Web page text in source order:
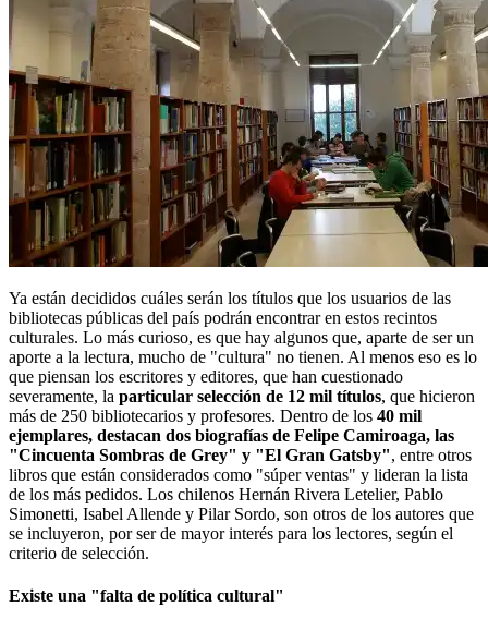
Ya están decididos cuáles serán los títulos que los usuarios de las
bibliotecas públicas del país podrán encontrar en estos recintos
culturales. Lo más curioso, es que hay algunos que, aparte de ser un
aporte a la lectura, mucho de "cultura" no tienen. Al menos eso es lo
que piensan los escritores y editores, que han cuestionado
severamente, la particular selección de 12 mil títulos, que hicieron
más de 250 bibliotecarios y profesores. Dentro de los 40 mil
ejemplares, destacan dos biografías de Felipe Camiroaga, las
"Cincuenta Sombras de Grey" y "El Gran Gatsby", entre otros
libros que están considerados como "súper ventas" y lideran la lista
de los más pedidos. Los chilenos Hernán Rivera Letelier, Pablo
Simonetti, Isabel Allende y Pilar Sordo, son otros de los autores que
se incluyeron, por ser de mayor interés para los lectores, según el
criterio de selección.
Existe una "falta de política cultural"